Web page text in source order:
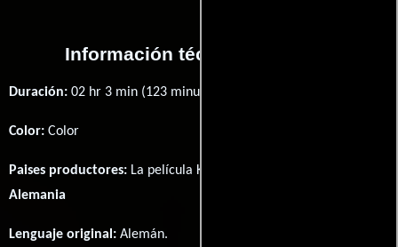
Información técnica y general
Duración: 02 hr 3 min (123 minutos) .
Color: Color
Paises productores: La película Kokowääh fué producida en
Alemania
Lenguaje original: Alemán.